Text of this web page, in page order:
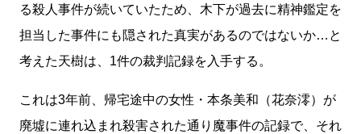
る殺人事件が続いていたため、木下が過去に精神鑑定を
担当した事件にも隠された真実があるのではないか…と
考えた天樹は、1件の裁判記録を入手する。
これは3年前、帰宅途中の女性・本条美和（花奈澪）が
廃墟に連れ込まれ殺害された通り魔事件の記録で、それ